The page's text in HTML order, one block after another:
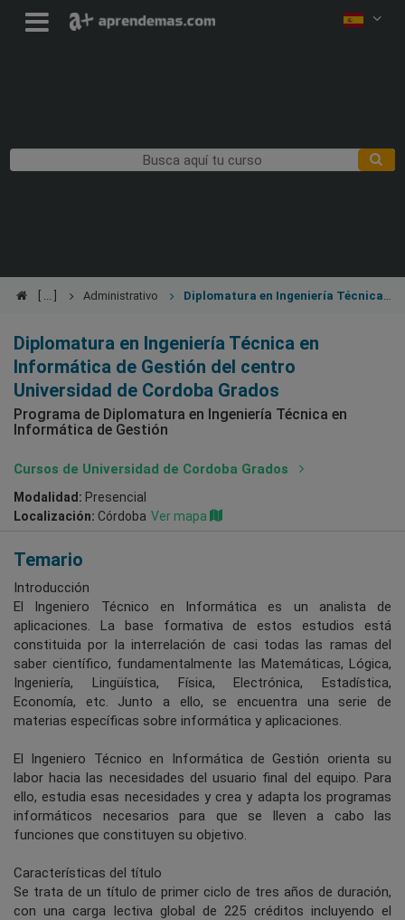
Administrativo
Diplomatura en Ingeniería Técnica en
Informática de Gestión del centro
Universidad de Cordoba Grados
Programa de Diplomatura en Ingeniería Técnica en
Informática de Gestión
Cursos de Universidad de Cordoba Grados
Modalidad: Presencial
Localización: Córdoba Ver mapa
Temario
Introducción
El Ingeniero Técnico en Informática es un analista de
aplicaciones. La base formativa de estos estudios está
constituida por la interrelación de casi todas las ramas del
saber científico, fundamentalmente las Matemáticas, Lógica,
Ingeniería, Lingüística, Física, Electrónica, Estadística,
Economía, etc. Junto a ello, se encuentra una serie de
materias específicas sobre informática y aplicaciones.
El Ingeniero Técnico en Informática de Gestión orienta su
labor hacia las necesidades del usuario final del equipo. Para
ello, estudia esas necesidades y crea y adapta los programas
informáticos necesarios para que se lleven a cabo las
funciones que constituyen su objetivo.
Características del título
Se trata de un título de primer ciclo de tres años de duración,
con una carga lectiva global de 225 créditos incluyendo el